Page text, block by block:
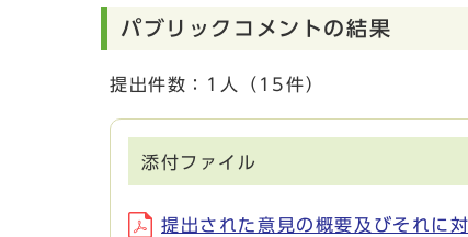
パブリックコメントの結果
提出件数：1人（15件）
添付ファイル
提出された意見の概要及びそれ